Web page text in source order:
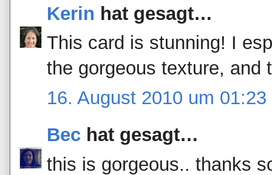
Kerin hat gesagt…
This card is stunning! I
the gorgeous texture, and
16. August 2010 um 01:23
Bec hat gesagt…
this is gorgeous.. thanks